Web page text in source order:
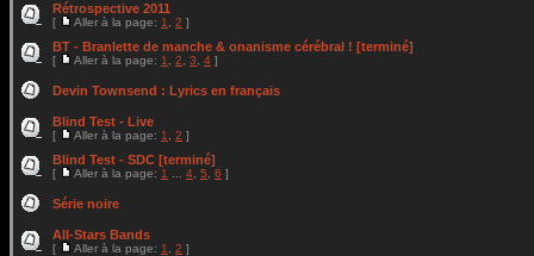
Rétrospective 2011
[ Aller à la page: 1 2 ]
BT - Branlette de manche & onanisme cérébral ! [terminé]
[ Aller à la page: 1 2 3 4 ]
Devin Townsend : Lyrics en français
Blind Test - Live
[ Aller à la page: 1 2 ]
Blind Test - SDC [terminé]
[ Aller à la page: 1 4 5 6 ]
Série noire
All-Stars Bands
[ Aller à la page: 1 2 ]